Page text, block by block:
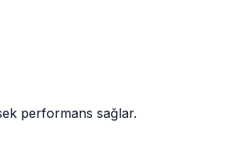
performans sağlar.